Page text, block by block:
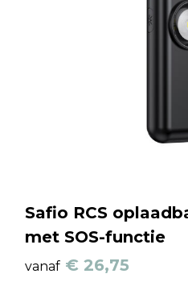
Safio RCS
met SOS-functie
vanaf € 26,75